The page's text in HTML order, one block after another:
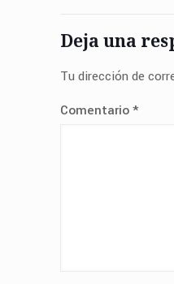
Deja una
Tu dirección de
Comentario*